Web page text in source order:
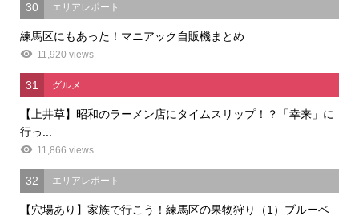
30 エリアレポート
練馬区にもあった！マニアック自販機まとめ
11,920 views
31 グルメ
【上井草】昭和のラーメン店にタイムスリップ！？「幸来」に
行っ...
11,866 views
32 エリアレポート
【穴場あり】家族で行こう！練馬区の果物狩り（1）ブルーベ